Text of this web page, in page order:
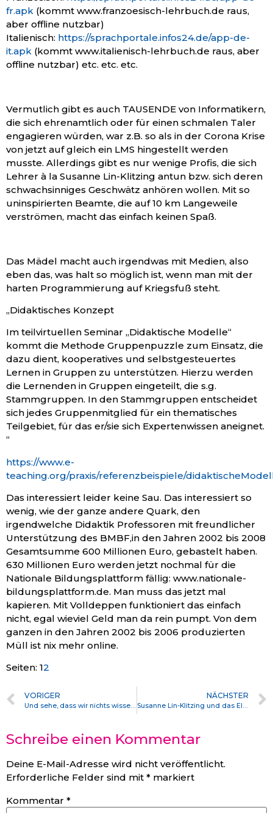
fr.apk (kommt www.franzoesisch-lehrbuch.de raus,
aber offline nutzbar)
Italienisch: https://sprachportale.infos24.de/app-de-
it.apk (kommt www.italienisch-lehrbuch.de raus, aber
offline nutzbar) etc. etc. etc.
Vermutlich gibt es auch TAUSENDE von Informatikern,
die sich ehrenamtlich oder für einen schmalen Taler
engagieren würden, war z.B. so als in der Corona Krise
von jetzt auf gleich ein LMS hingestellt werden
musste. Allerdings gibt es nur wenige Profis, die sich
Lehrer à la Susanne Lin-Klitzing antun bzw. sich deren
schwachsinniges Geschwätz anhören wollen. Mit so
uninspirierten Beamte, die auf 10 km Langeweile
verströmen, macht das einfach keinen Spaß.
Das Mädel macht auch irgendwas mit Medien, also
eben das, was halt so möglich ist, wenn man mit der
harten Programmierung auf Kriegsfuß steht.
„Didaktisches Konzept
Im teilvirtuellen Seminar „Didaktische Modelle“
kommt die Methode Gruppenpuzzle zum Einsatz, die
dazu dient, kooperatives und selbstgesteuertes
Lernen in Gruppen zu unterstützen. Hierzu werden
die Lernenden in Gruppen eingeteilt, die s.g.
Stammgruppen. In den Stammgruppen entscheidet
sich jedes Gruppenmitglied für ein thematisches
Teilgebiet, für das er/sie sich Expertenwissen aneignet.
“
https://www.e-
teaching.org/praxis/referenzbeispiele/
Das interessiert leider keine Sau. Das interessiert so
wenig, wie der ganze andere Quark, den
irgendwelche Didaktik Professoren mit freundlicher
Unterstützung des BMBF,in den Jahren 2002 bis 2008
Gesamtsumme 600 Millionen Euro, gebastelt haben.
630 Millionen Euro werden jetzt nochmal für die
Nationale Bildungsplattform fällig: www.nationale-
bildungsplattform.de. Man muss das jetzt mal
kapieren. Mit Volldeppen funktioniert das einfach
nicht, egal wieviel Geld man da rein pumpt. Von dem
ganzen in den Jahren 2002 bis 2006 produzierten
Müll ist nix mehr online.
Seiten: 12
VORIGER
Und sehe, dass wir nichts wissen können! / Das will mir schier das Herz verbrennen. oder: Nicht alles, was etwas bedeutet, ist auch bedeutsam.
NÄCHSTER
Susanne Lin-Klitzing und das Elend des deutschen Philologenverbandes
Schreibe einen Kommentar
Deine E-Mail-Adresse wird nicht veröffentlicht.
Erforderliche Felder sind mit * markiert
Kommentar *